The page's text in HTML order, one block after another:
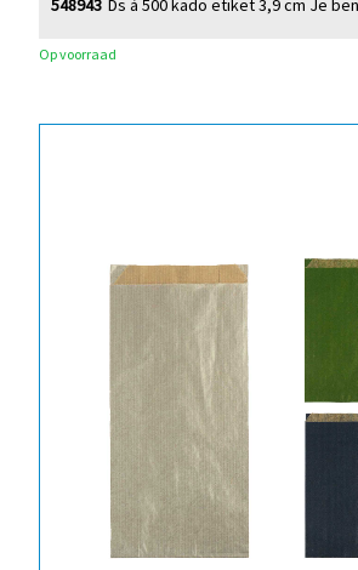
Ds à 500 kado etiket 3,9 cm Je
548943
Op voorraad